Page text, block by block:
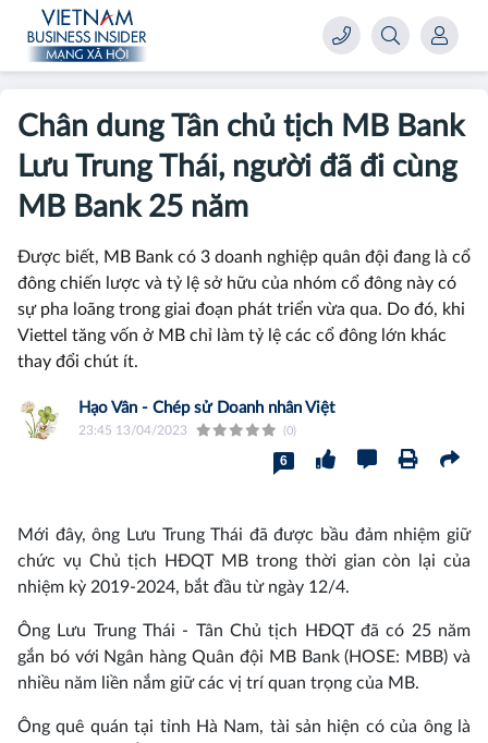
Chân dung Tân chủ tịch MB Bank
Lưu Trung Thái, người đã đi cùng
MB Bank 25 năm
Được biết, MB Bank có 3 doanh nghiệp quân đội đang là cổ
đông chiến lược và tỷ lệ sở hữu của nhóm cổ đông này có
sự pha loãng trong giai đoạn phát triển vừa qua. Do đó, khi
Viettel tăng vốn ở MB chỉ làm tỷ lệ các cổ đông lớn khác
thay đổi chút ít.
Hạo Vân - Chép sử Doanh nhân Việt
23:45 13/04/2023 (0)
6
Mới đây, ông Lưu Trung Thái đã được bầu đảm nhiệm giữ
chức vụ Chủ tịch HĐQT MB trong thời gian còn lại của
nhiệm kỳ 2019-2024, bắt đầu từ ngày 12/4.
Ông Lưu Trung Thái - Tân Chủ tịch HĐQT đã có 25 năm
gắn bó với Ngân hàng Quân đội MB Bank (HOSE: MBB) và
nhiều năm liền nắm giữ các vị trí quan trọng của MB.
Ông quê quán tại tỉnh Hà Nam, tài sản hiện có của ông là